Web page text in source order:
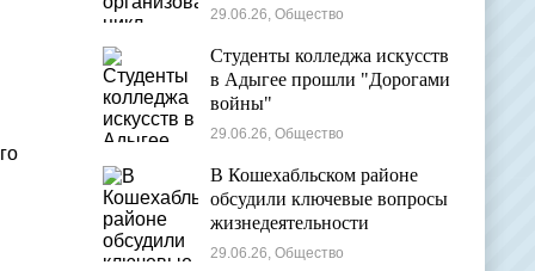
29.06.26, Общество
Студенты колледжа искусств
в Адыгее прошли "Дорогами
войны"
29.06.26, Общество
В Кошехабльском районе
обсудили ключевые вопросы
жизнедеятельности
муниципалитета
29.06.26, Общество